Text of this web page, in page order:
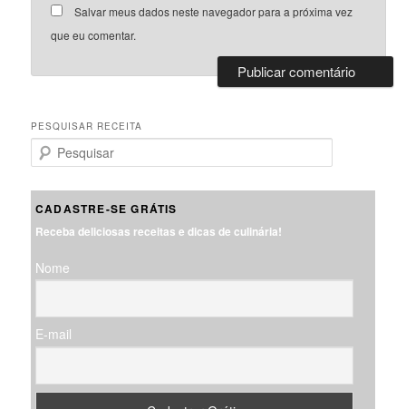
Salvar meus dados neste navegador para a próxima vez
que eu comentar.
PESQUISAR RECEITA
e
u
a
CADASTRE-SE GRÁTIS
Receba deliciosas receitas e dicas de culinária!
Nome
E-mail